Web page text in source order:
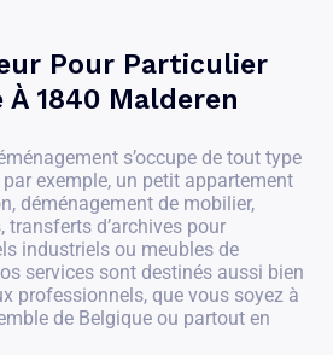
Pour Particulier
1840 Malderen
s’occupe de tout type
exemple, un petit appartement
déménagement de mobilier,
transferts d’archives pour
industriels ou meubles de
services sont destinés aussi bien
professionnels, que vous soyez à
de Belgique ou partout en